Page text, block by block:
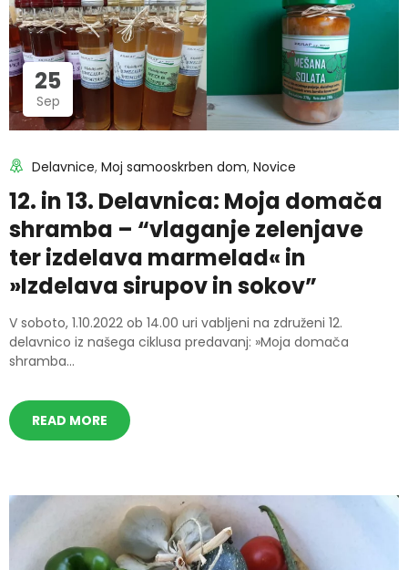
25
Sep
Delavnice, Moj samooskrben dom, Novice
12. in 13. Delavnica: Moja domača
shramba – “vlaganje zelenjave
ter izdelava marmelad« in
»Izdelava sirupov in sokov”
V soboto, 1.10.2022 ob 14.00 uri vabljeni na združeni 12.
delavnico iz našega ciklusa predavanj: »Moja domača
shramba...
READ MORE